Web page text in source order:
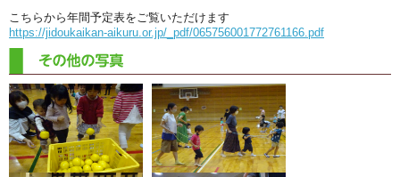
こちらから年間予定表をご覧いただけます
https://jidoukaikan-aikuru.or.jp/_pdf/065756001772761166.pdf